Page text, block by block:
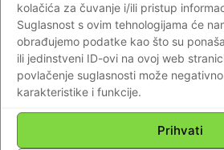
kolačića za čuvanje i/ili pristup
Suglasnost s ovim tehnologijama će
obrađujemo podatke kao što su
ili jedinstveni ID-ovi na ovoj web
povlačenje suglasnosti može
karakteristike i funkcije.
Prihvati
Impressum Kontaktirajte nas
© Newspaper WordPress